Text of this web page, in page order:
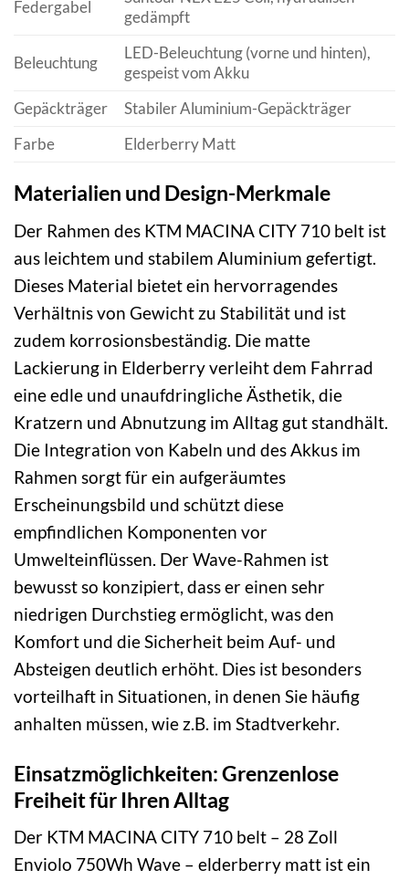
Federgabel
gedämpft
Beleuchtung
LED-Beleuchtung (vorne und hinten),
gespeist vom Akku
Gepäckträger
Stabiler Aluminium-Gepäckträger
Farbe
Elderberry Matt
Materialien und Design-Merkmale
Der Rahmen des KTM MACINA CITY 710 belt ist
aus leichtem und stabilem Aluminium gefertigt.
Dieses Material bietet ein hervorragendes
Verhältnis von Gewicht zu Stabilität und ist
zudem korrosionsbeständig. Die matte
Lackierung in Elderberry verleiht dem Fahrrad
eine edle und unaufdringliche Ästhetik, die
Kratzern und Abnutzung im Alltag gut standhält.
Die Integration von Kabeln und des Akkus im
Rahmen sorgt für ein aufgeräumtes
Erscheinungsbild und schützt diese
empfindlichen Komponenten vor
Umwelteinflüssen. Der Wave-Rahmen ist
bewusst so konzipiert, dass er einen sehr
niedrigen Durchstieg ermöglicht, was den
Komfort und die Sicherheit beim Auf- und
Absteigen deutlich erhöht. Dies ist besonders
vorteilhaft in Situationen, in denen Sie häufig
anhalten müssen, wie z.B. im Stadtverkehr.
Einsatzmöglichkeiten: Grenzenlose
Freiheit für Ihren Alltag
Der KTM MACINA CITY 710 belt – 28 Zoll
Enviolo 750Wh Wave – elderberry matt ist ein